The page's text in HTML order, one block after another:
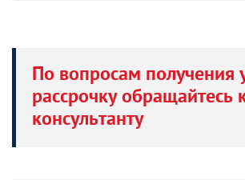
По вопросам получения
рассрочку обращайтесь
консультанту